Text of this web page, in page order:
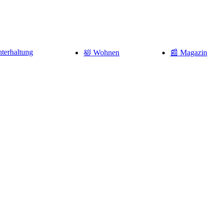
🛀 Wohnen 📰 Magazin